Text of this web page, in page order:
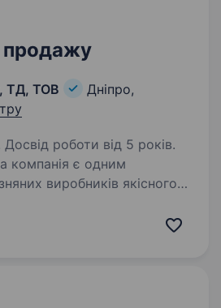
продажу
ТД, ТОВ
Дніпро,
роботи від 5 років.
виробників якісного
найвищим